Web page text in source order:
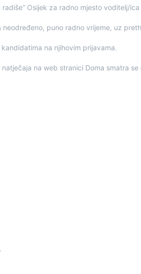
radiše“ Osijek za radno mjesto voditelj/
neodređeno, puno radno vrijeme, uz
na njihovim prijavama.
na web stranici Doma smatra